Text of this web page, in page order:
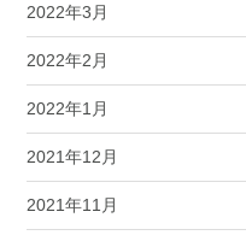
2022年3月
2022年2月
2022年1月
2021年12月
2021年11月